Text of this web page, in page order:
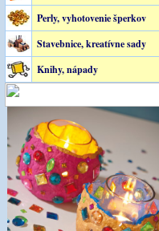
Perly, vyhotovenie šperkov
Stavebnice, kreatívne sady
Knihy, nápady